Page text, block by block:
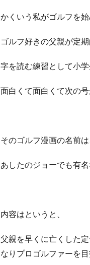
かくいう私がゴルフを
ゴルフ好きの父親が定
字を読む練習として小
面白くて面白くて次の
そのゴルフ漫画の名前は
あしたのジョーでも有
内容はというと、
父親を早くに亡くした
なりプロゴルファーを目